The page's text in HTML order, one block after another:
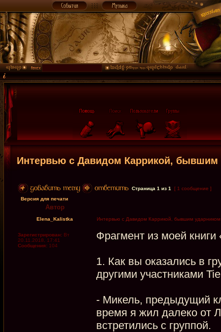
Интервью с Давидом Каррикой, бывшим
Страница 1 из 1
[ 1 сообщение ]
Версия для печати
Автор
Elena_Kalistka Интервью с Давидом Каррикой, бывшим ударником
Зарегистрирован: Вт
20.11.2018, 17:41
Сообщения: 104
Фрагмент из моей
1. Как вы оказались в
другими участниками
- Микель, предыдущий
время я жил далеко от
встретились с группой.